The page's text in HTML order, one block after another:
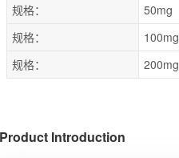
规格：
50mg
规格：
100mg
规格：
200mg
Product Introduction